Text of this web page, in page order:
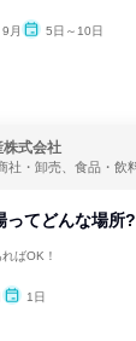
月 5日～10日
株式会社
社・卸売、食品・飲
ってどんな場所
ばOK！
1日